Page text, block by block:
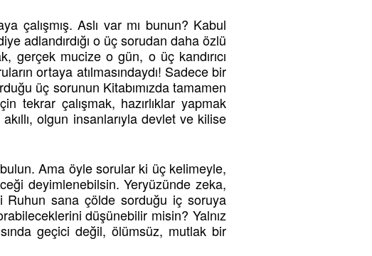
çalışmış. Aslı var mı bunun? Kabul
adlandırdığı o üç sorudan daha özlü
gerçek mucize o gün, o üç kandırıcı
ortaya atılmasındaydı! Sadece bir
üç sorunun Kitabımızda tamamen
tekrar çalışmak, hazırlıklar yapmak
olgun insanlarıyla devlet ve kilise
Ama öyle sorular ki üç kelimeyle,
deyimlenebilsin. Yeryüzünde zeka,
Ruhun sana çölde sorduğu iç soruya
düşünebilir misin? Yalnız
geçici değil, ölümsüz, mutlak bir